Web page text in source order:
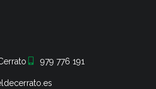
979 776 191